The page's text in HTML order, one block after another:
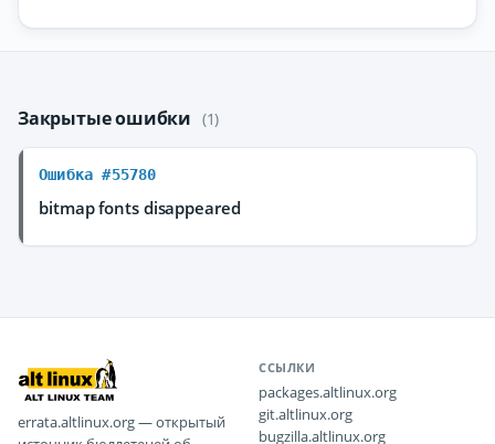
Закрытые ошибки (1)
Ошибка #55780
bitmap fonts disappeared
errata.altlinux.org — открытый
ССЫЛКИ
packages.altlinux.org
git.altlinux.org
bugzilla.altlinux.org